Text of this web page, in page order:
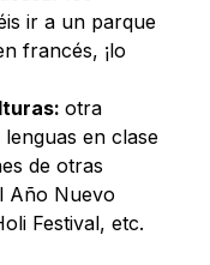
ir a un parque
francés, ¡lo
otra
en clase
de otras
Año Nuevo
Festival, etc.